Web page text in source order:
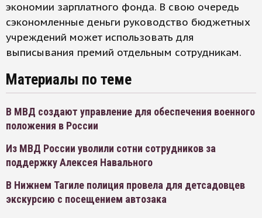
экономии зарплатного фонда. В свою очередь
сэкономленные деньги руководство бюджетных
учреждений может использовать для
выписывания премий отдельным сотрудникам.
Материалы по теме
В МВД создают управление для обеспечения военного
положения в России
Из МВД России уволили сотни сотрудников за
поддержку Алексея Навального
В Нижнем Тагиле полиция провела для детсадовцев
экскурсию с посещением автозака